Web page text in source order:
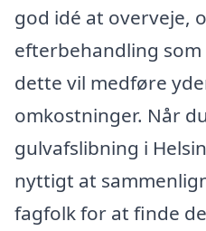
god idé at overveje,
efterbehandling som
dette vil medføre
omkostninger. Når
gulvafslibning i
nyttigt at
fagfolk for at finde